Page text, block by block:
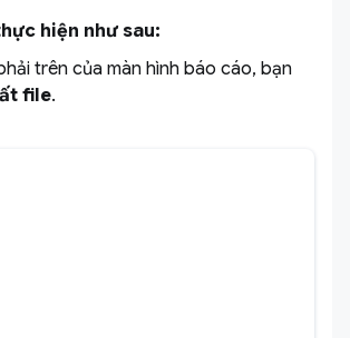
hiện như sau:
trên của màn hình báo cáo, bạn
file.